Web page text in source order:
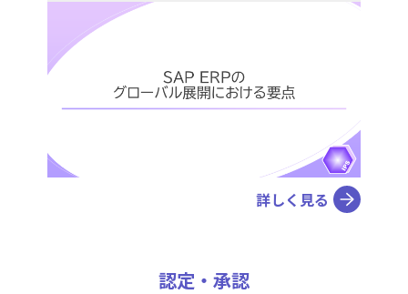
詳しく見る
認定・承認